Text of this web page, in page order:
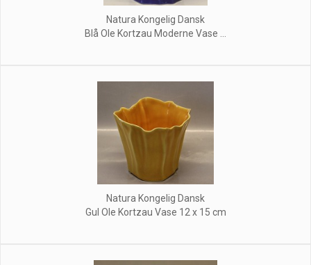
Natura Kongelig Dansk
Blå Ole Kortzau Moderne Vase ...
Natura Kongelig Dansk
Gul Ole Kortzau Vase 12 x 15 cm